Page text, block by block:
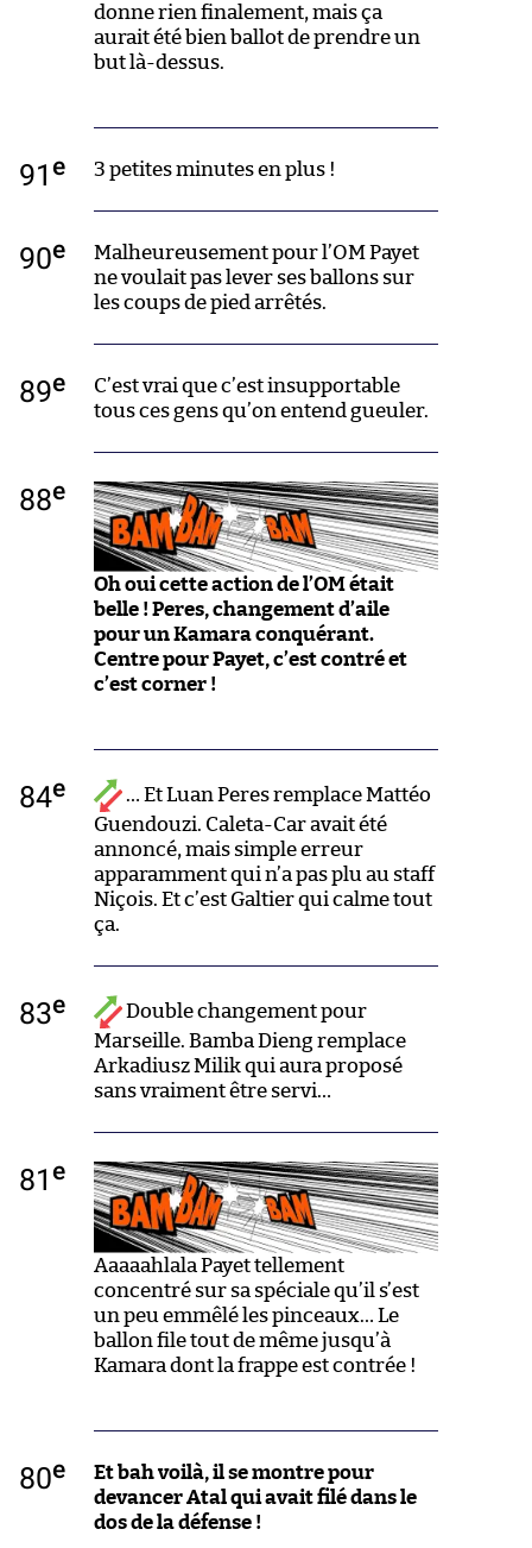
donne rien finalement, mais ça
aurait été bien ballot de prendre un
but là-dessus.
91 e 3 petites minutes en plus !
90e
Malheureusement pour l’OM Payet
ne voulait pas lever ses ballons sur
les coups de pied arrêtés.
89e
C’est vrai que c’est insupportable
tous ces gens qu’on entend gueuler.
88e
Oh oui cette action de l’OM était
belle ! Peres, changement d’aile
pour un Kamara conquérant.
Centre pour Payet, c’est contré et
c’est corner !
84e
… Et Luan Peres remplace Mattéo
Guendouzi. Caleta-Car avait été
annoncé, mais simple erreur
apparamment qui n’a pas plu au staff
Niçois. Et c’est Galtier qui calme tout
ça.
83e
Double changement pour
Marseille. Bamba Dieng remplace
Arkadiusz Milik qui aura proposé
sans vraiment être servi…
81 e
Aaaaahlala Payet tellement
concentré sur sa spéciale qu’il s’est
un peu emmêlé les pinceaux… Le
ballon file tout de même jusqu’à
Kamara dont la frappe est contrée !
80e
Et bah voilà, il se montre pour
devancer Atal qui avait filé dans le
dos de la défense !